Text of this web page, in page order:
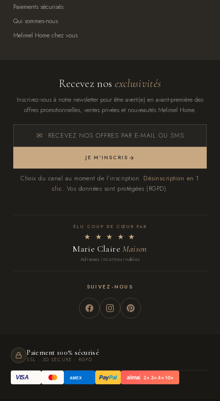
Paiements sécurisés
Qui sommes-nous
Melimel Home chez vous
Recevez nos exclusivités
Inscrivez-vous à notre newsletter pour être averti(e) en avant-première des
offres promotionnelles, ventes privées et nouveautés Melimel Home.
RECEVEZ NOS OFFRES PAR E-MAIL OU SMS
JE M'INSCRIS
Choix du canal au moment de l'inscription. Désinscription en 1
clic. Vos données sont protégées (RGPD).
ÉLU COUP DE CŒUR PAR
★ ★ ★ ★ ★
Marie ClaireMaison
Adresses incontournables
SUIVEZ-NOUS
Paiement 100% sécurisé
SSL · 3D SECURE · RGPD
VISA AMEX PayPal alma 2× 3× 4× 10×